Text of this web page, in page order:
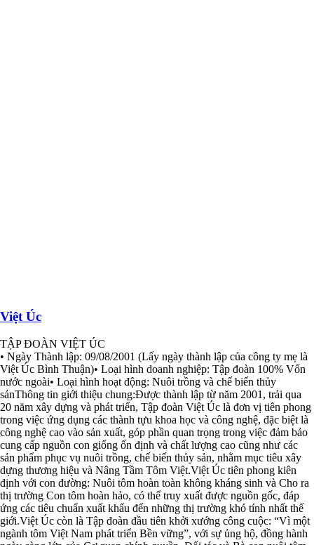
Việt Úc
TẬP ĐOÀN VIỆT ÚC
• Ngày Thành lập: 09/08/2001 (Lấy ngày thành lập của công ty mẹ là
Việt Úc Bình Thuận)• Loại hình doanh nghiệp: Tập đoàn 100% Vốn
nước ngoài• Loại hình hoạt động: Nuôi trồng và chế biến thủy
sảnThông tin giới thiệu chung:Được thành lập từ năm 2001, trải qua
20 năm xây dựng và phát triển, Tập đoàn Việt Úc là đơn vị tiên phong
trong việc ứng dụng các thành tựu khoa học và công nghệ, đặc biệt là
công nghệ cao vào sản xuất, góp phần quan trọng trong việc đảm bảo
cung cấp nguồn con giống ổn định và chất lượng cao cũng như các
sản phẩm phục vụ nuôi trồng, chế biến thủy sản, nhằm mục tiêu xây
dựng thương hiệu và Nâng Tầm Tôm Việt.Việt Úc tiên phong kiên
định với con đường: Nuôi tôm hoàn toàn không kháng sinh và Cho ra
thị trường Con tôm hoàn hảo, có thể truy xuất được nguồn gốc, đáp
ứng các tiêu chuẩn xuất khẩu đến những thị trường khó tính nhất thế
giới.Việt Úc còn là Tập đoàn đầu tiên khởi xướng công cuộc: “Vì một
ngành tôm Việt Nam phát triển Bền vững”, với sự ủng hộ, đồng hành